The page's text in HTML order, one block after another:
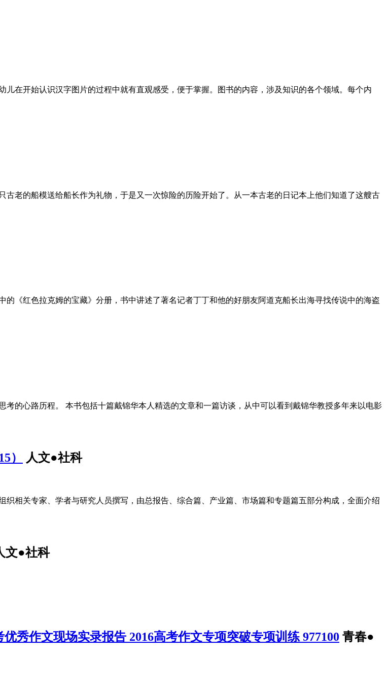
儿在开始认识汉字图片的过程中就有直观感受，便于掌握。图书的内容，涉及知识的各个领域。每个内
古老的船模送给船长作为礼物，于是又一次惊险的历险开始了。从一本古老的日记本上他们知道了这艘古
的《红色拉克姆的宝藏》分册，书中讲述了著名记者丁丁和他的好朋友阿道克船长出海寻找传说中的海盗
的心路历程。 本书包括十篇戴锦华本人精选的文章和一篇访谈，从中可以看到戴锦华教授多年来以电影
） 人文●社科
织相关专家、学者与研究人员撰写，由总报告、综合篇、产业篇、市场篇和专题篇五部分构成，全面介绍
文●社科
秀作文现场实录报告 2016高考作文专项突破专项训练 977100 青春●